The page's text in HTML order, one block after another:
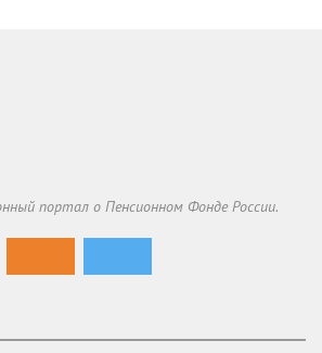
портал о Пенсионном Фонде России.